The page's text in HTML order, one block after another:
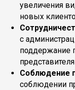
увеличения
новых
с
поддержание
Соблюдение
соблюдении